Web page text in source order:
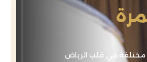
مختلفة في قلب الرياض